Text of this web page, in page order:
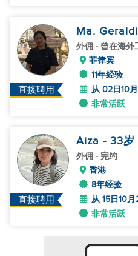
直接聘用
Ma.
外佣 - 曾在海外
菲律宾
11年经验
从 02日10
非常活跃
直接聘用
Aiza - 33岁
外佣 - 完约
香港
8年经验
从 15日10
非常活跃